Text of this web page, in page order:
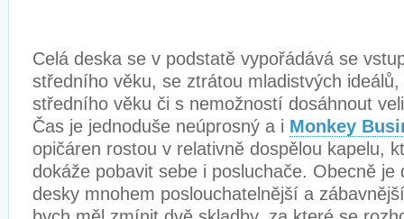
Celá deska se v podstatě vypořádává se
středního věku, se ztrátou mladistvých
středního věku či s nemožností dosáhnout
Čas je jednoduše neúprosný a i Monkey
opičáren rostou v relativně dospělou kapelu,
dokáže pobavit sebe i posluchače. Obecně je
desky mnohem poslouchatelnější a